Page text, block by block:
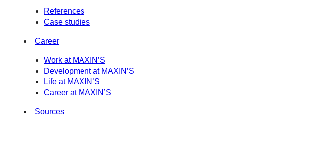
References
Case studies
Career
Work at MAXIN’S
Development at MAXIN’S
Life at MAXIN’S
Career at MAXIN’S
Sources